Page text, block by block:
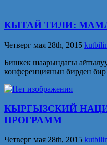
КЫТАЙ ТИЛИ:
Четверг мая 28th, 2015
Бишкек шаарындагы
конференциянын бирден
КЫРГЫЗСКИЙ
ПРОГРАММ
Четверг мая 28th, 2015